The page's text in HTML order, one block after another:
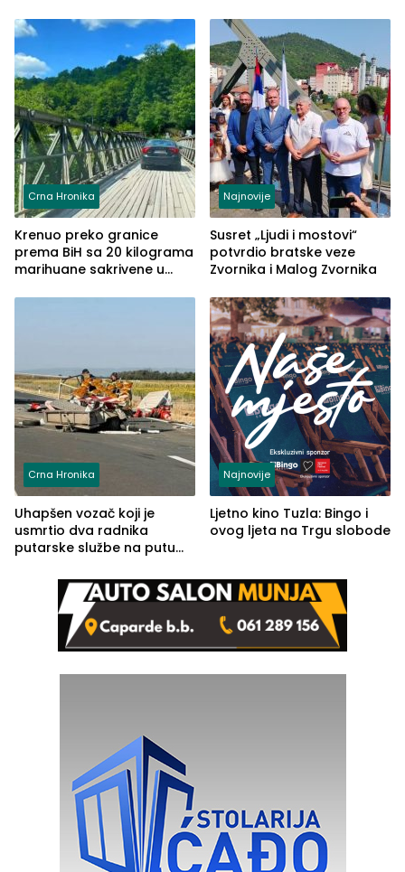
Crna Hronika
Krenuo preko granice
prema BiH sa 20 kilograma
marihuane sakrivene u
Najnovije
Susret „Ljudi i mostovi“
potvrdio bratske veze
Zvornika i Malog Zvornika
Crna Hronika
Uhapšen vozač koji je
usmrtio dva radnika
putarske službe na putu
(FOTO)
Najnovije
Ljetno kino Tuzla: Bingo i
ovog ljeta na Trgu slobode